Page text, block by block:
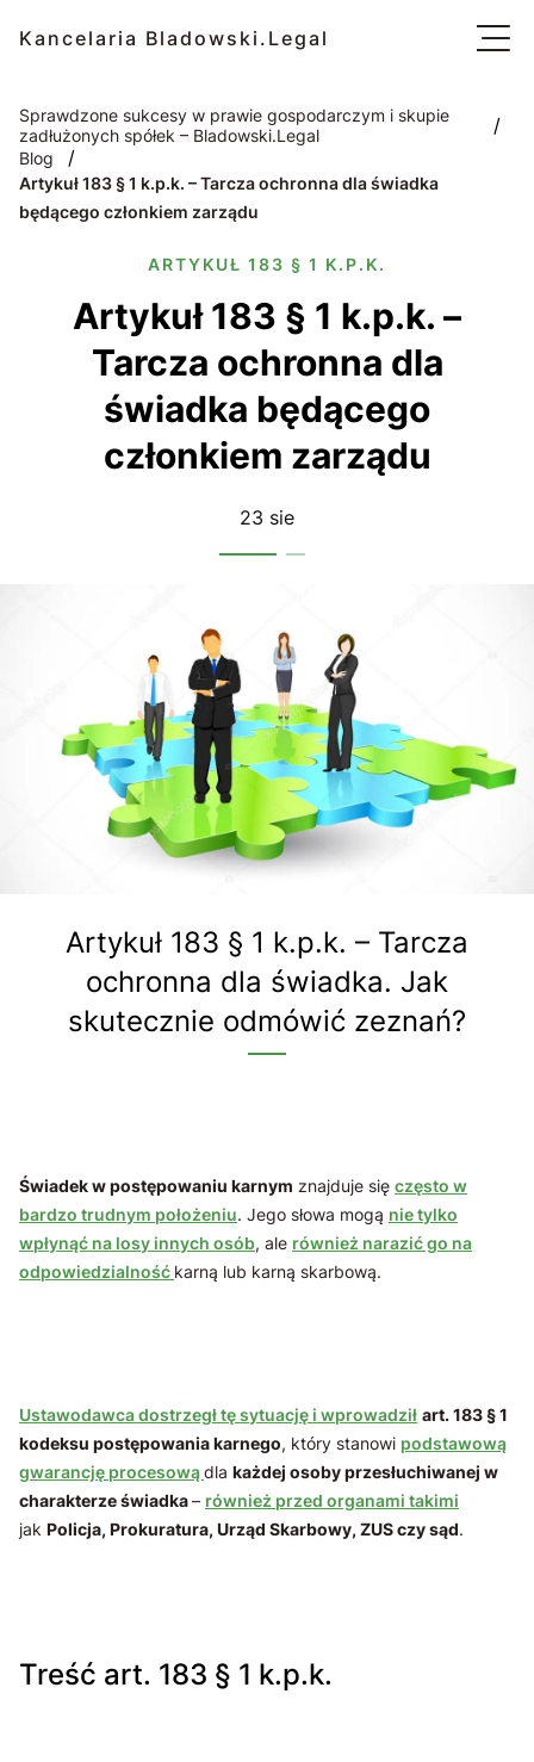
Kancelaria Bladowski.Legal
Sprawdzone sukcesy w prawie gospodarczym i skupie
zadłużonych spółek – Bladowski.Legal
/
Blog /
Artykuł 183 § 1 k.p.k. – Tarcza ochronna dla świadka
będącego członkiem zarządu
ARTYKUŁ 183 § 1 K.P.K.
Artykuł 183 § 1 k.p.k. –
Tarcza ochronna dla
świadka będącego
członkiem zarządu
23 sie
Artykuł 183 § 1 k.p.k. – Tarcza
ochronna dla świadka. Jak
skutecznie odmówić zeznań?
Świadek w postępowaniu karnym znajduje się często w
bardzo trudnym położeniu. Jego słowa mogą nie tylko
wpłynąć na losy innych osób, ale również narazić go na
odpowiedzialność karną lub karną skarbową.
Ustawodawca dostrzegł tę sytuację i wprowadził art. 183 § 1
kodeksu postępowania karnego, który stanowi podstawową
gwarancję procesowądla każdej osoby przesłuchiwanej w
charakterze świadka– również przed organami takimi
jak Policja, Prokuratura, Urząd Skarbowy, ZUS czy sąd.
Treść art. 183 § 1 k.p.k.